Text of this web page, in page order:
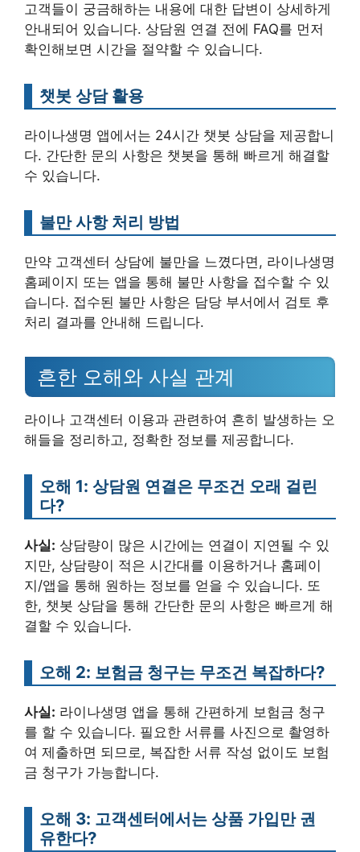
고객들이 궁금해하는 내용에 대한 답변이 상세하게
안내되어 있습니다. 상담원 연결 전에 FAQ를 먼저
확인해보면 시간을 절약할 수 있습니다.
챗봇 상담 활용
라이나생명 앱에서는 24시간 챗봇 상담을 제공합니
다. 간단한 문의 사항은 챗봇을 통해 빠르게 해결할
수 있습니다.
불만 사항 처리 방법
만약 고객센터 상담에 불만을 느꼈다면, 라이나생명
홈페이지 또는 앱을 통해 불만 사항을 접수할 수 있
습니다. 접수된 불만 사항은 담당 부서에서 검토 후
처리 결과를 안내해 드립니다.
흔한 오해와 사실 관계
라이나 고객센터 이용과 관련하여 흔히 발생하는 오
해들을 정리하고, 정확한 정보를 제공합니다.
오해 1: 상담원 연결은 무조건 오래 걸린
다?
사실: 상담량이 많은 시간에는 연결이 지연될 수 있
지만, 상담량이 적은 시간대를 이용하거나 홈페이
지/앱을 통해 원하는 정보를 얻을 수 있습니다. 또
한, 챗봇 상담을 통해 간단한 문의 사항은 빠르게 해
결할 수 있습니다.
오해 2: 보험금 청구는 무조건 복잡하다?
사실: 라이나생명 앱을 통해 간편하게 보험금 청구
를 할 수 있습니다. 필요한 서류를 사진으로 촬영하
여 제출하면 되므로, 복잡한 서류 작성 없이도 보험
금 청구가 가능합니다.
오해 3: 고객센터에서는 상품 가입만 권
유한다?